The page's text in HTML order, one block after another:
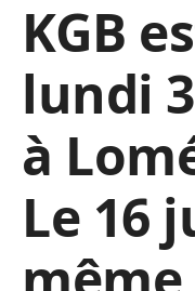
KGB
lundi
à
Le 16